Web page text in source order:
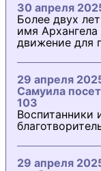
30 апреля
Более двух
имя
движение для
29 апреля
Самуила
103
Воспитанники
29 апреля